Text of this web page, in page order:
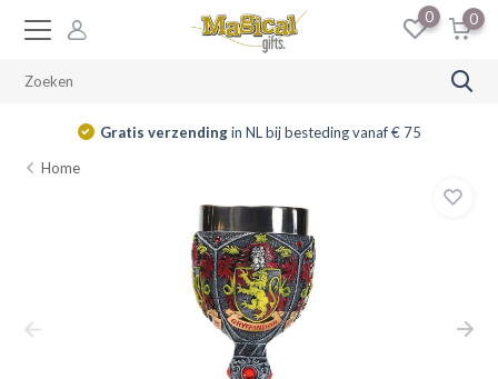
0 0
Gratis verzendingin NL bij besteding vanaf € 75
Home